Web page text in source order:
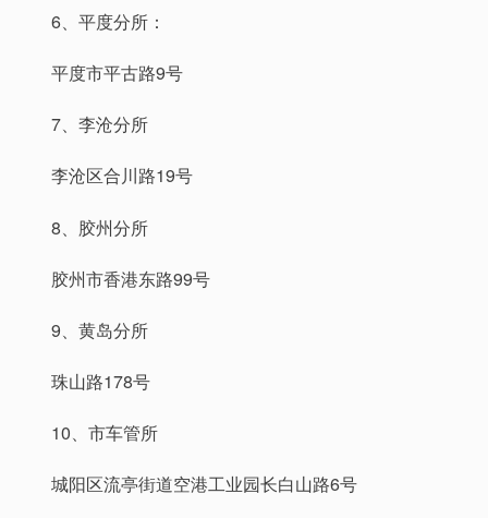
6、平度分所：
平度市平古路9号
7、李沧分所
李沧区合川路19号
8、胶州分所
胶州市香港东路99号
9、黄岛分所
珠山路178号
10、市车管所
城阳区流亭街道空港工业园长白山路6号